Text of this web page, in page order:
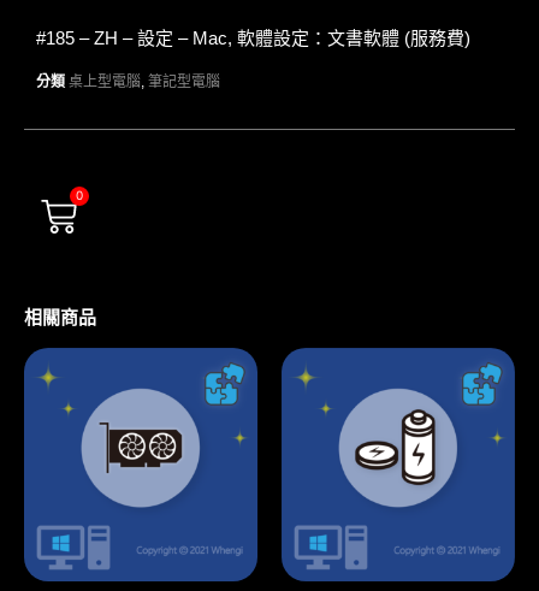
#185 – ZH – 設定 – Mac, 軟體設定：文書軟體 (服務費)
分類 桌上型電腦, 筆記型電腦
0
相關商品